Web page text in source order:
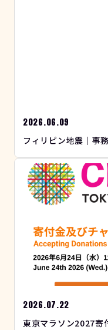
2026.06.09
フィリピン地震｜事
2026.07.22
東京マラソン2027寄